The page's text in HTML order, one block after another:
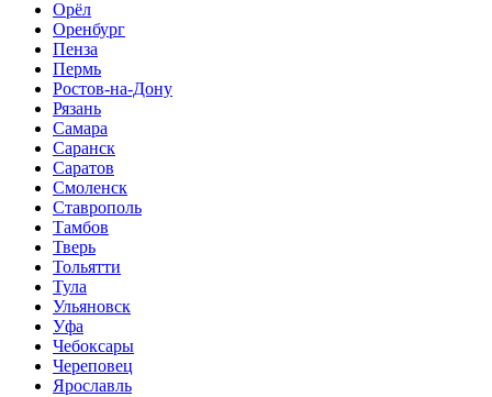
Орёл
Оренбург
Пенза
Пермь
Ростов-на-Дону
Рязань
Самара
Саранск
Саратов
Смоленск
Ставрополь
Тамбов
Тверь
Тольятти
Тула
Ульяновск
Уфа
Чебоксары
Череповец
Ярославль